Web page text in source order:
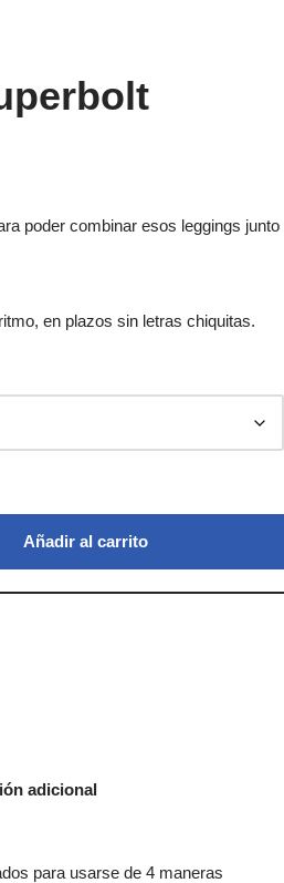
poder combinar esos leggings junto
Añadir al carrito
adicional
para usarse de 4 maneras